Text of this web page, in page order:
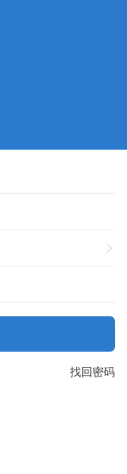
找回密码